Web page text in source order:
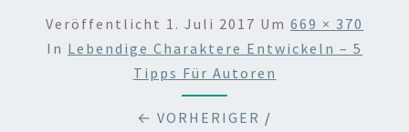
Veröffentlicht 1. Juli 2017 Um 669 × 370
In Lebendige Charaktere Entwickeln – 5
Tipps Für Autoren
← VORHERIGER /